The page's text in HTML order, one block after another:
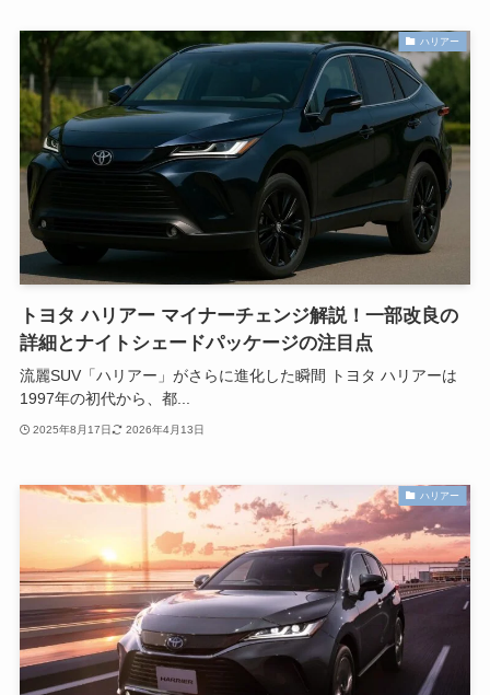
ハリアー
トヨタ ハリアー マイナーチェンジ解説！一部改良の
詳細とナイトシェードパッケージの注目点
流麗SUV「ハリアー」がさらに進化した瞬間 トヨタ ハリアーは
1997年の初代から、都...
2025年8月17日 2026年4月13日
ハリアー